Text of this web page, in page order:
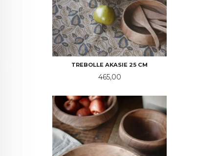
TREBOLLE AKASIE 25 CM
Pris
465,00